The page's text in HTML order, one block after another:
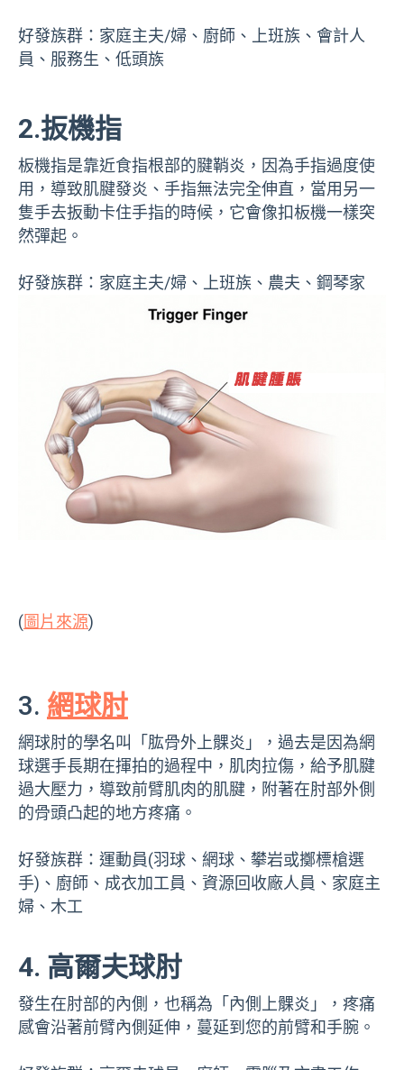
好發族群：家庭主夫/婦、廚師、上班族、會計人
員、服務生、低頭族
2.扳機指
板機指是靠近食指根部的腱鞘炎，因為手指過度使
用，導致肌腱發炎、手指無法完全伸直，當用另一
隻手去扳動卡住手指的時候，它會像扣板機一樣突
然彈起。
好發族群：家庭主夫/婦、上班族、農夫、鋼琴家
(圖片來源)
3. 網球肘
網球肘的學名叫「肱骨外上髁炎」，過去是因為網
球選手長期在揮拍的過程中，肌肉拉傷，給予肌腱
過大壓力，導致前臂肌肉的肌腱，附著在肘部外側
的骨頭凸起的地方疼痛。
好發族群：運動員(羽球、網球、攀岩或擲標槍選
手)、廚師、成衣加工員、資源回收廠人員、家庭主
婦、木工
4. 高爾夫球肘
發生在肘部的內側，也稱為「內側上髁炎」，疼痛
感會沿著前臂內側延伸，蔓延到您的前臂和手腕。